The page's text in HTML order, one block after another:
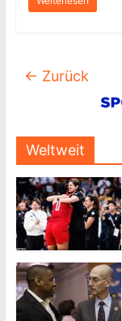
← Zurück
Weltweit